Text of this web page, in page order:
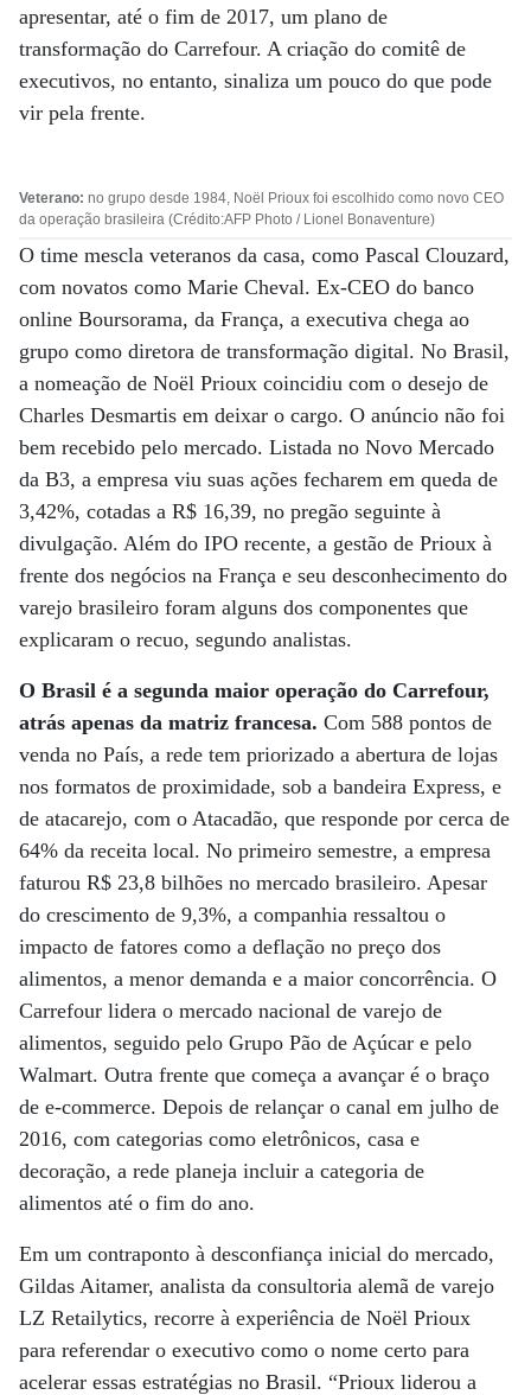
apresentar, até o fim de 2017, um plano de
transformação do Carrefour. A criação do comitê de
executivos, no entanto, sinaliza um pouco do que pode
vir pela frente.
Veterano: no grupo desde 1984, Noël Prioux foi escolhido como novo CEO
da operação brasileira (Crédito:AFP Photo / Lionel Bonaventure)
O time mescla veteranos da casa, como Pascal Clouzard,
com novatos como Marie Cheval. Ex-CEO do banco
online Boursorama, da França, a executiva chega ao
grupo como diretora de transformação digital. No Brasil,
a nomeação de Noël Prioux coincidiu com o desejo de
Charles Desmartis em deixar o cargo. O anúncio não foi
bem recebido pelo mercado. Listada no Novo Mercado
da B3, a empresa viu suas ações fecharem em queda de
3,42%, cotadas a R$ 16,39, no pregão seguinte à
divulgação. Além do IPO recente, a gestão de Prioux à
frente dos negócios na França e seu desconhecimento do
varejo brasileiro foram alguns dos componentes que
explicaram o recuo, segundo analistas.
O Brasil é a segunda maior operação do Carrefour,
atrás apenas da matriz francesa. Com 588 pontos de
venda no País, a rede tem priorizado a abertura de lojas
nos formatos de proximidade, sob a bandeira Express, e
de atacarejo, com o Atacadão, que responde por cerca de
64% da receita local. No primeiro semestre, a empresa
faturou R$ 23,8 bilhões no mercado brasileiro. Apesar
do crescimento de 9,3%, a companhia ressaltou o
impacto de fatores como a deflação no preço dos
alimentos, a menor demanda e a maior concorrência. O
Carrefour lidera o mercado nacional de varejo de
alimentos, seguido pelo Grupo Pão de Açúcar e pelo
Walmart. Outra frente que começa a avançar é o braço
de e-commerce. Depois de relançar o canal em julho de
2016, com categorias como eletrônicos, casa e
decoração, a rede planeja incluir a categoria de
alimentos até o fim do ano.
Em um contraponto à desconfiança inicial do mercado,
Gildas Aitamer, analista da consultoria alemã de varejo
LZ Retailytics, recorre à experiência de Noël Prioux
para referendar o executivo como o nome certo para
acelerar essas estratégias no Brasil. “Prioux liderou a